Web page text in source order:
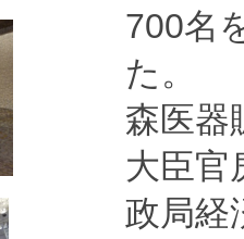
700名
た。
森医器
大臣官
政局経